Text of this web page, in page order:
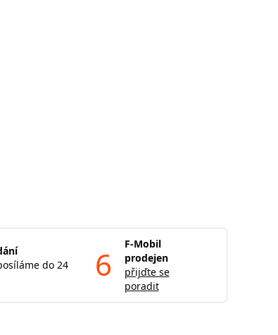
do 24
6
F-Mobil
prodejen
přijďte se
poradit